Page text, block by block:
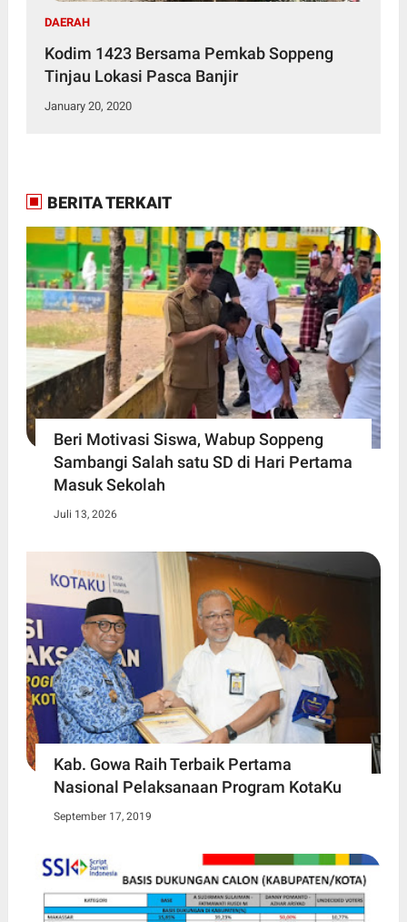
DAERAH
Kodim 1423 Bersama Pemkab Soppeng
Tinjau Lokasi Pasca Banjir
January 20, 2020
BERITA TERKAIT
Beri Motivasi Siswa, Wabup Soppeng
Sambangi Salah satu SD di Hari Pertama
Masuk Sekolah
Juli 13, 2026
Kab. Gowa Raih Terbaik Pertama
Nasional Pelaksanaan Program KotaKu
September 17, 2019